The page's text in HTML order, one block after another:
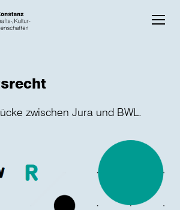
zwischen Jura und BWL.